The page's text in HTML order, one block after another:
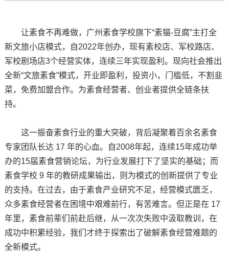
让素食不再难做，广州素食学校旗下“素猫-豆腐”主打全
新文旅小店模式，自2022年创办，现有素校店、军校路店、
军校剧场店3个经营实体，连续三年实现盈利。现向社会推出
全新“文旅素食”模式，开业即盈利，投资小，门槛低，不割韭
菜，免费加盟合作。为素食经营者、创业者提供全链条扶
持。
这一振奋素食行业的重大突破，背后凝聚着百余名素食
专家团队长达 17 年的心血。自2008年起，连续15年成功举
办的15届素食营销论坛，为行业发展打下了坚实的基础；而
素食学校 9 年的教研成果输出，则为模式的创新提供了专业
的支持。在过去，由于素食产业研究不足，经营模式匮乏，
众多素食经营者在困境中艰难前行，有苦难言。但正是在 17
年里，素食前辈们前赴后继，从一次次失败中汲取教训，在
成功中积累经验，我们才终于探索出了破解素食经营难题的
全新模式。